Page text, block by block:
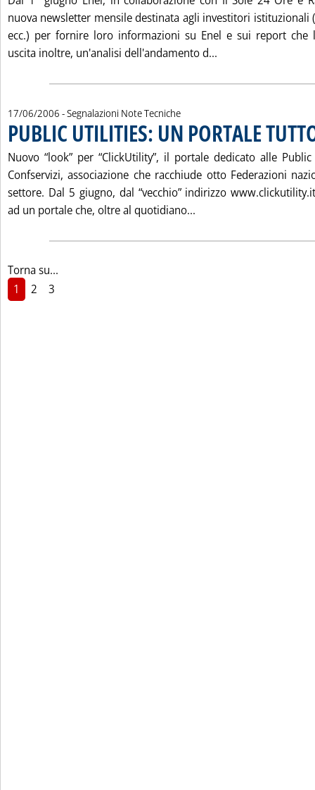
nuova newsletter mensile destinata agli investitori istituzionali
ecc.) per fornire loro informazioni su Enel e sui report che
uscita inoltre, un'analisi dell'andamento d...
17/06/2006 - Segnalazioni Note Tecniche
PUBLIC UTILITIES: UN PORTALE
Nuovo “look” per “ClickUtility”, il portale dedicato alle
Confservizi, associazione che racchiude otto Federazioni
settore. Dal 5 giugno, dal “vecchio” indirizzo
ad un portale che, oltre al quotidiano...
Torna su...
1
2 3